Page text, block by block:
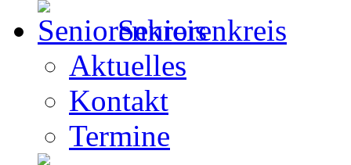
Seniorenkreis
Aktuelles
Kontakt
Termine